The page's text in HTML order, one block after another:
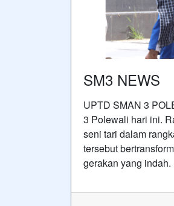
SM3 NEWS
UPTD SMAN 3
3 Polewali hari ini.
seni tari dalam
tersebut
gerakan yang indah.